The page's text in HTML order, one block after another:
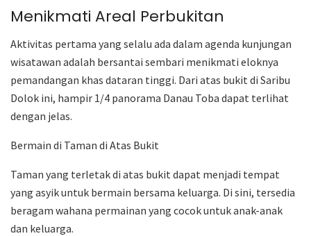
Menikmati Areal Perbukitan
Aktivitas pertama yang selalu ada dalam agenda kunjungan
wisatawan adalah bersantai sembari menikmati eloknya
pemandangan khas dataran tinggi. Dari atas bukit di Saribu
Dolok ini, hampir 1/4 panorama Danau Toba dapat terlihat
dengan jelas.
Bermain di Taman di Atas Bukit
Taman yang terletak di atas bukit dapat menjadi tempat
yang asyik untuk bermain bersama keluarga. Di sini, tersedia
beragam wahana permainan yang cocok untuk anak-anak
dan keluarga.